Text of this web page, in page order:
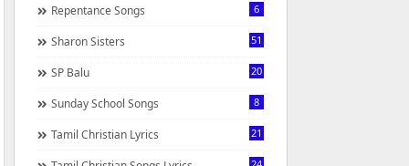
Repentance Songs 6
Sharon Sisters 51
SP Balu 20
Sunday School Songs 8
Tamil Christian Lyrics 21